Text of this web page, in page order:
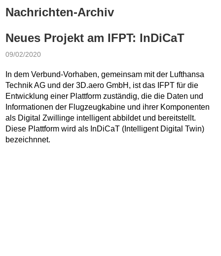
Nachrichten-Archiv
Neues Projekt am IFPT: InDiCaT
09/02/2020
In dem Verbund-Vorhaben, gemeinsam mit der Lufthansa
Technik AG und der 3D.aero GmbH, ist das IFPT für die
Entwicklung einer Plattform zuständig, die die Daten und
Informationen der Flugzeugkabine und ihrer Komponenten
als Digital Zwillinge intelligent abbildet und bereitstellt.
Diese Plattform wird als InDiCaT (Intelligent Digital Twin)
bezeichnnet.